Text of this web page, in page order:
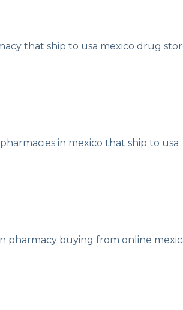
that ship to usa mexico drug
pharmacies in mexico that ship to usa
pharmacy buying from online